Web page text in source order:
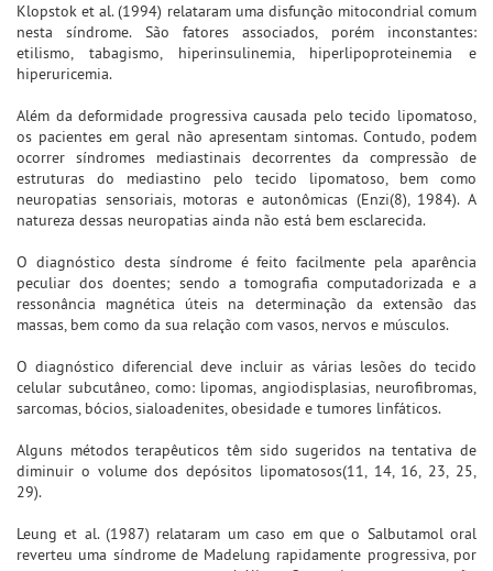
Klopstok et al. (1994) relataram uma disfunção mitocondrial comum
nesta síndrome. São fatores associados, porém inconstantes:
etilismo, tabagismo, hiperinsulinemia, hiperlipoproteinemia e
hiperuricemia.
Além da deformidade progressiva causada pelo tecido lipomatoso,
os pacientes em geral não apresentam sintomas. Contudo, podem
ocorrer síndromes mediastinais decorrentes da compressão de
estruturas do mediastino pelo tecido lipomatoso, bem como
neuropatias sensoriais, motoras e autonômicas (Enzi(8), 1984). A
natureza dessas neuropatias ainda não está bem esclarecida.
O diagnóstico desta síndrome é feito facilmente pela aparência
peculiar dos doentes; sendo a tomografia computadorizada e a
ressonância magnética úteis na determinação da extensão das
massas, bem como da sua relação com vasos, nervos e músculos.
O diagnóstico diferencial deve incluir as várias lesões do tecido
celular subcutâneo, como: lipomas, angiodisplasias, neurofibromas,
sarcomas, bócios, sialoadenites, obesidade e tumores linfáticos.
Alguns métodos terapêuticos têm sido sugeridos na tentativa de
diminuir o volume dos depósitos lipomatosos(11, 14, 16, 23, 25,
29).
Leung et al. (1987) relataram um caso em que o Salbutamol oral
reverteu uma síndrome de Madelung rapidamente progressiva, por